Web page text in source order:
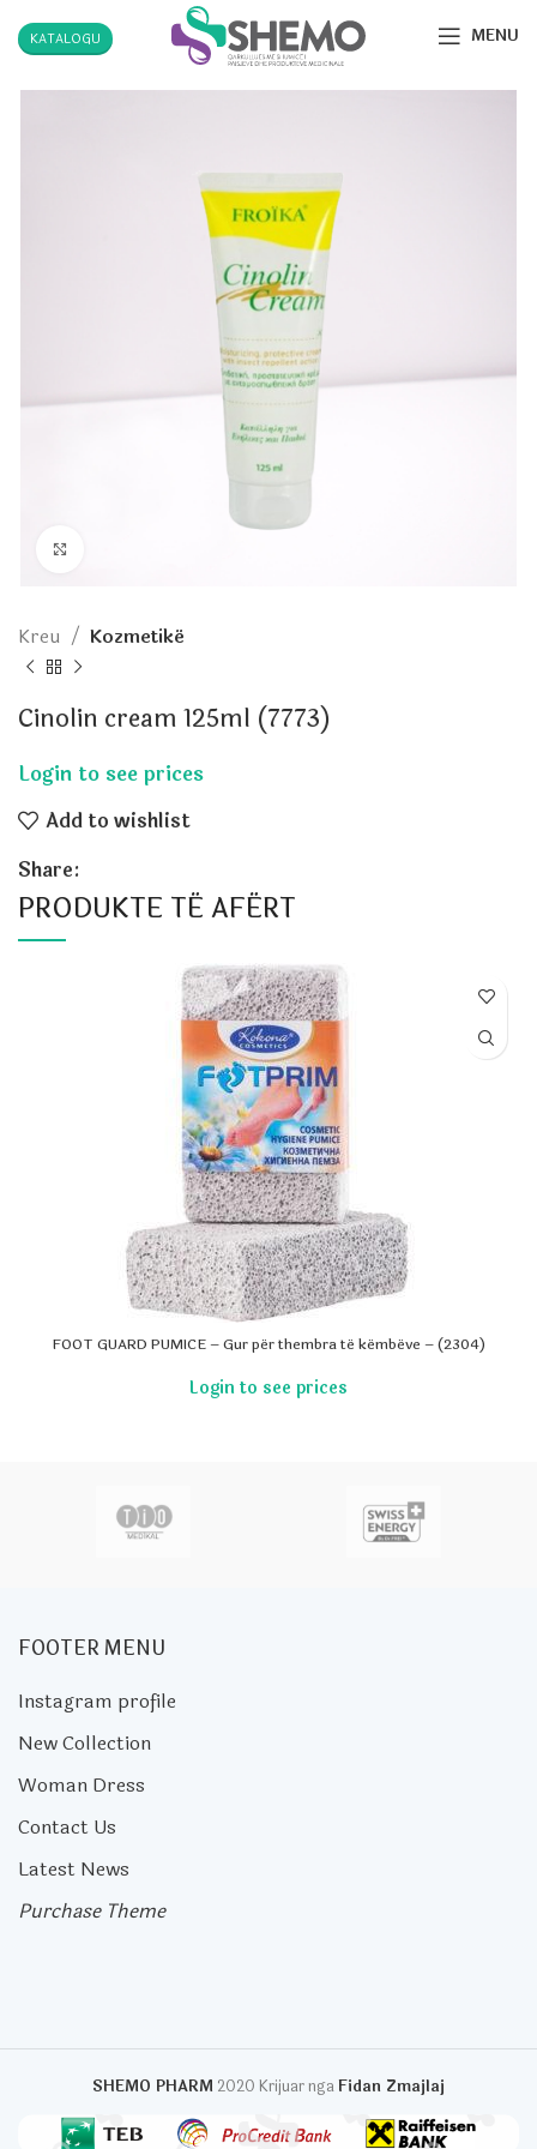
KATALOGU MENU
Kreu Kozmetikë
Cinolin cream 125ml (7773)
Add to wishlist
Share:
PRODUKTE TË AFËRT
FOOT GUARD PUMICE – Gur për thembra të këmbëve – (2304)
FOOTER MENU
Instagram profile
New Collection
Woman Dress
Contact Us
Latest News
Purchase Theme
SHEMO PHARM 2020 Krijuar ngaFidan Zmajlaj